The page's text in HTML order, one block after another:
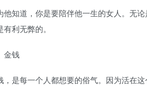
道，你是要陪伴他一生的女人。无论
利无弊的。
钱
每一个人都想要的俗气。因为活在这